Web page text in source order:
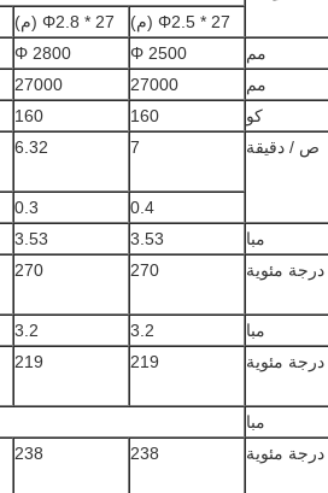
Φ2.5 * 27 (م)
Φ2.8 * 27 (م)
مم Φ 2500
Φ 2800
مم 27000
27000
كو 160
160
ص / دقيقة 7
6.32
0.4
0.3
مبا 3.53
3.53
درجة مئوية 270
270
مبا 3.2
3.2
درجة مئوية 219
219
مبا
درجة مئوية 238
238